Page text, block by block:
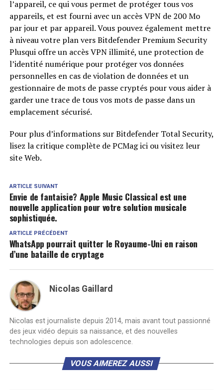
l’appareil, ce qui vous permet de protéger tous vos
appareils, et est fourni avec un accès VPN de 200 Mo
par jour et par appareil. Vous pouvez également mettre
à niveau votre plan vers Bitdefender Premium Security
Plusqui offre un accès VPN illimité, une protection de
l’identité numérique pour protéger vos données
personnelles en cas de violation de données et un
gestionnaire de mots de passe cryptés pour vous aider à
garder une trace de tous vos mots de passe dans un
emplacement sécurisé.
Pour plus d’informations sur Bitdefender Total Security,
lisez la critique complète de PCMag ici ou visitez leur
site Web.
ARTICLE SUIVANT
Envie de fantaisie? Apple Music Classical est une
nouvelle application pour votre solution musicale
sophistiquée.
ARTICLE PRÉCÉDENT
WhatsApp pourrait quitter le Royaume-Uni en raison
d’une bataille de cryptage
Nicolas Gaillard
Nicolas est journaliste depuis 2014, mais avant tout passionné
des jeux vidéo depuis sa naissance, et des nouvelles
technologies depuis son adolescence.
VOUS AIMEREZ AUSSI